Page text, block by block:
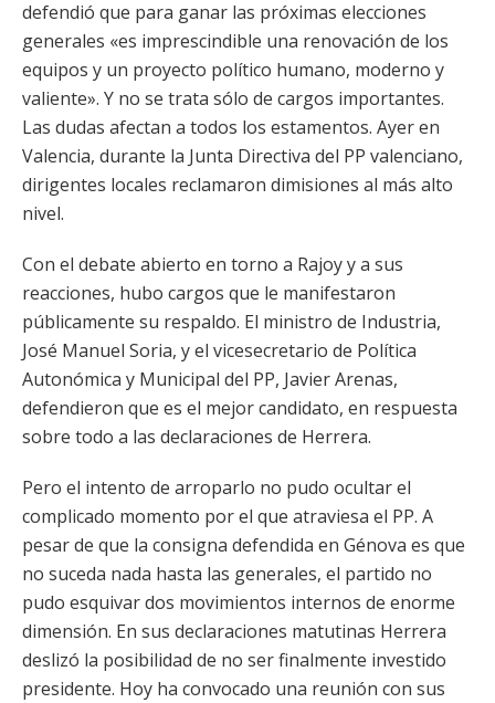
defendió que para ganar las próximas elecciones
generales «es imprescindible una renovación de los
equipos y un proyecto político humano, moderno y
valiente». Y no se trata sólo de cargos importantes.
Las dudas afectan a todos los estamentos. Ayer en
Valencia, durante la Junta Directiva del PP valenciano,
dirigentes locales reclamaron dimisiones al más alto
nivel.
Con el debate abierto en torno a Rajoy y a sus
reacciones, hubo cargos que le manifestaron
públicamente su respaldo. El ministro de Industria,
José Manuel Soria, y el vicesecretario de Política
Autonómica y Municipal del PP, Javier Arenas,
defendieron que es el mejor candidato, en respuesta
sobre todo a las declaraciones de Herrera.
Pero el intento de arroparlo no pudo ocultar el
complicado momento por el que atraviesa el PP. A
pesar de que la consigna defendida en Génova es que
no suceda nada hasta las generales, el partido no
pudo esquivar dos movimientos internos de enorme
dimensión. En sus declaraciones matutinas Herrera
deslizó la posibilidad de no ser finalmente investido
presidente. Hoy ha convocado una reunión con sus